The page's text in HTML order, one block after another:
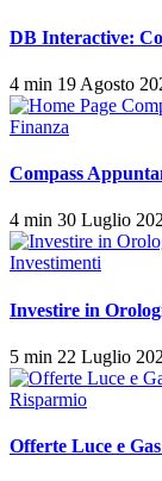
DB Interactive:
4 min 19 Agosto
Finanza
Compass
4 min 30 Luglio
Investimenti
Investire in
5 min 22 Luglio
Risparmio
Offerte Luce e